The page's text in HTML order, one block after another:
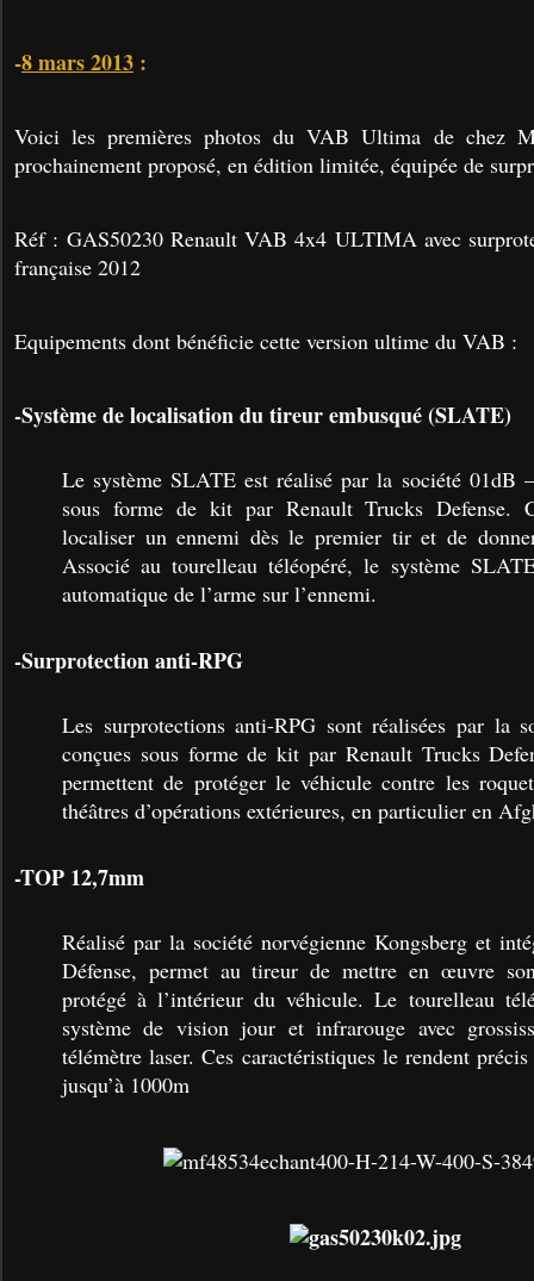
-8 mars 2013 :
Voici les premières photos du VAB Ultima de chez
prochainement proposé, en édition limitée, équipée de
Réf : GAS50230 Renault VAB 4x4 ULTIMA avec
française 2012
Equipements dont bénéficie cette version ultime du VAB :
-Système de localisation du tireur embusqué (SLATE)
Le système SLATE est réalisé par la société 01dB
sous forme de kit par Renault Trucks Defense.
localiser un ennemi dès le premier tir et de
Associé au tourelleau téléopéré, le système
automatique de l’arme sur l’ennemi.
-Surprotection anti-RPG
Les surprotections anti-RPG sont réalisées par la
conçues sous forme de kit par Renault Trucks
permettent de protéger le véhicule contre les
théâtres d’opérations extérieures, en particulier en
-TOP 12,7mm
Réalisé par la société norvégienne Kongsberg et
Défense, permet au tireur de mettre en œuvre
protégé à l’intérieur du véhicule. Le tourelleau
système de vision jour et infrarouge avec
télémètre laser. Ces caractéristiques le rendent
jusqu’à 1000m